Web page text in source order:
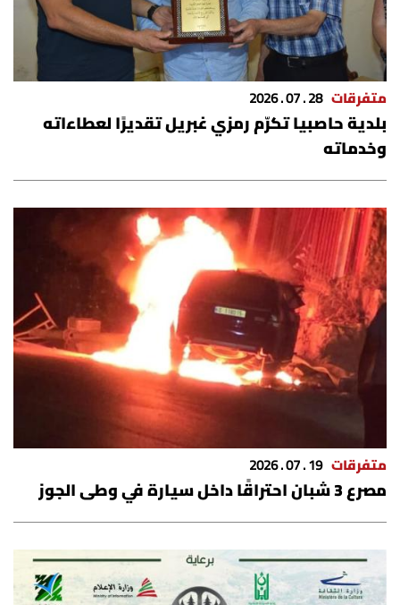
متفرقات 28 . 07 . 2026
بلدية حاصبيا تكرّم رمزي غبريل تقديرًا لعطاءاته
وخدماته
متفرقات 19 . 07 . 2026
مصرع 3 شبان احتراقًا داخل سيارة في وطى الجوز